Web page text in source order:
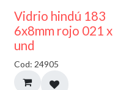
40% DESCUENTO
Vidrio hindú 183
6x8mm rojo 021 x
und
Cod: 24905